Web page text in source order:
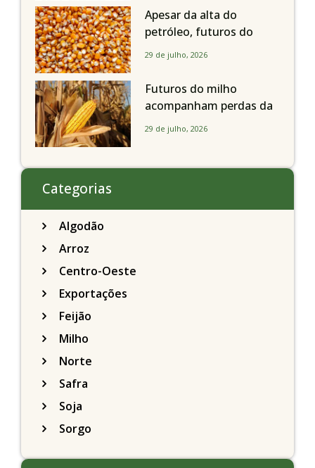
de R$ 150/sc
Apesar da alta do
petróleo, futuros do
milho recuam em
a soja nesta quarta-feira
29 de julho, 2026
Futuros do milho
acompanham perdas da
soja e fecham quarta-
29 de julho, 2026
Categorias
Algodão
Arroz
Centro-Oeste
Exportações
Feijão
Milho
Norte
Safra
Soja
Sorgo